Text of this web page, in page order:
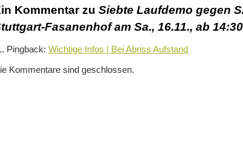
Kommentar zu Siebte Laufdemo gegen
Fasanenhof am Sa., 16.11., ab
Pingback:Wichtige Infos | Bei Abriss Aufstand
Kommentare sind geschlossen.